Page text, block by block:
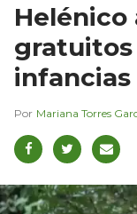
Helénico
Mariana Torres